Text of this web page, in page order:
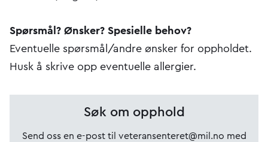
Spørsmål? Ønsker? Spesielle behov?
Eventuelle spørsmål/andre ønsker for oppholdet.
Husk å skrive opp eventuelle allergier.
Søk om opphold
Send oss en e-post til veteransenteret@mil.no med